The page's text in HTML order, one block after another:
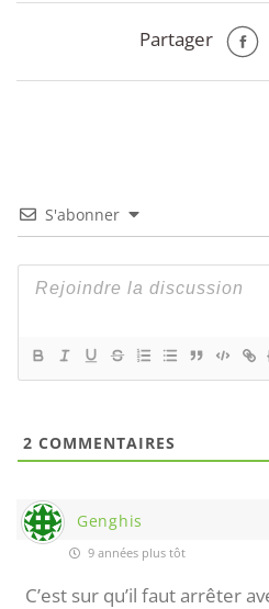
Partager
S'abonner
2 COMMENTAIRES
Genghis
9 années plus tôt
C’est sur qu’il faut arrêter